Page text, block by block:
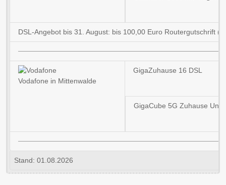
DSL-Angebot bis 31. August: bis 100,00 Euro Routergutschrift
Vodafone in Mittenwalde
GigaZuhause 16 DSL
GigaCube 5G Zuhause
Stand: 01.08.2026